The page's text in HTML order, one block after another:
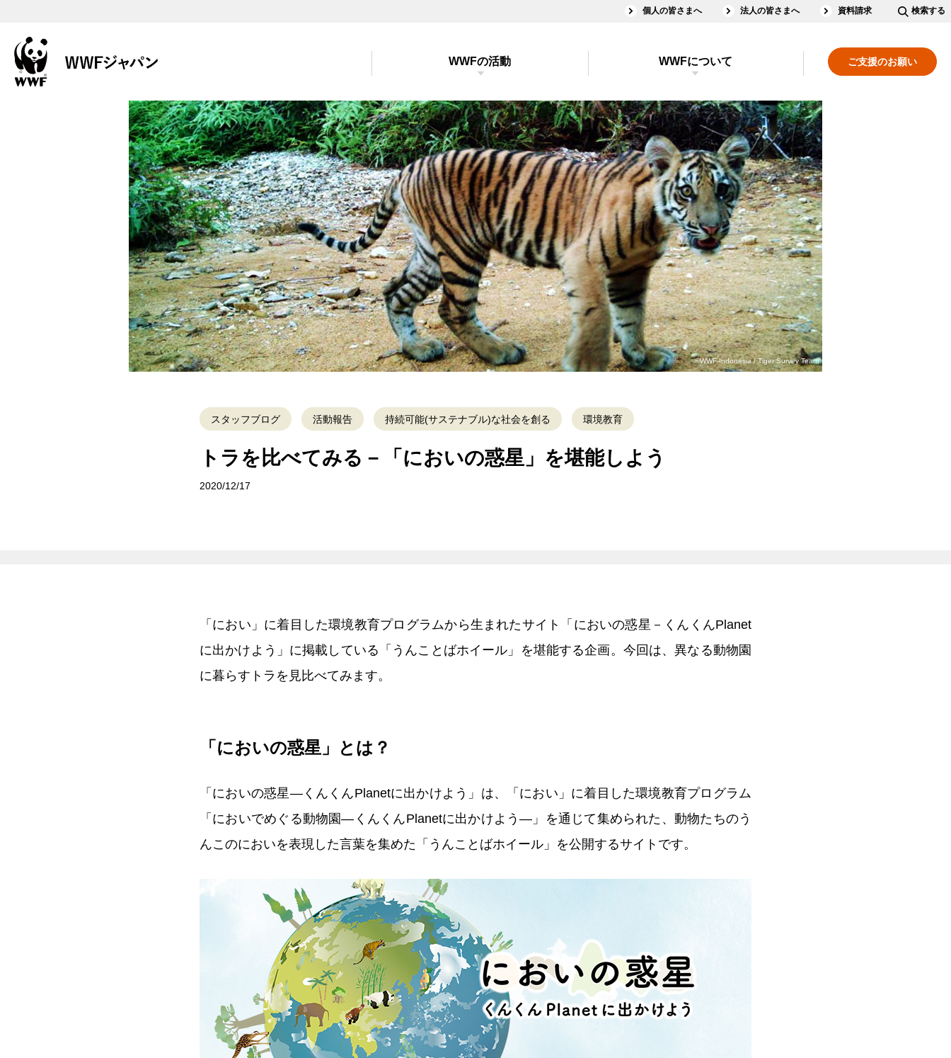
個人の皆さまへ 法人の皆さまへ 資料請求 検索する
ご支援のお願い
WWFの活動 WWFについて
©WWF-Indonesia / Tiger Survey Team
スタッフブログ 活動報告 持続可能(サステナブル)な社会を創る 環境教育
トラを比べてみる－「においの惑星」を堪能しよう
2020/12/17
「におい」に着目した環境教育プログラムから生まれたサイト「においの惑星－くんくんPlanet
に出かけよう」に掲載している「うんことばホイール」を堪能する企画。今回は、異なる動物園
に暮らすトラを見比べてみます。
「においの惑星」とは？
「においの惑星―くんくんPlanetに出かけよう」は、「におい」に着目した環境教育プログラム
「においでめぐる動物園―くんくんPlanetに出かけよう―」を通じて集められた、動物たちのう
んこのにおいを表現した言葉を集めた「うんことばホイール」を公開するサイトです。